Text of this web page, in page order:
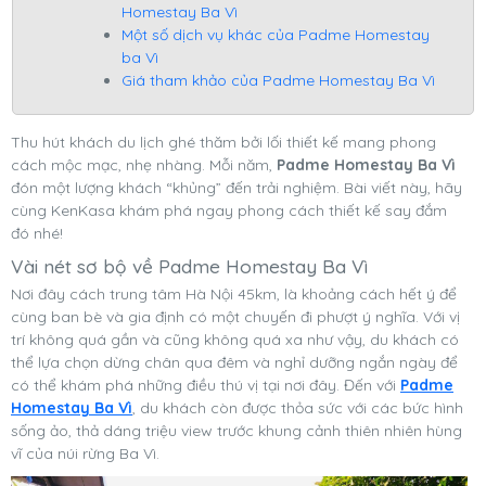
Homestay Ba Vì
Một số dịch vụ khác của Padme Homestay
ba Vì
Giá tham khảo của Padme Homestay Ba Vì
Thu hút khách du lịch ghé thăm bởi lối thiết kế mang phong
cách mộc mạc, nhẹ nhàng. Mỗi năm, Padme Homestay Ba Vì
đón một lượng khách “khủng” đến trải nghiệm. Bài viết này, hãy
cùng KenKasa khám phá ngay phong cách thiết kế say đắm
đó nhé!
Vài nét sơ bộ về Padme Homestay Ba Vì
Nơi đây cách trung tâm Hà Nội 45km, là khoảng cách hết ý để
cùng ban bè và gia định có một chuyến đi phượt ý nghĩa. Với vị
trí không quá gần và cũng không quá xa như vậy, du khách có
thể lựa chọn dừng chân qua đêm và nghỉ dưỡng ngắn ngày để
có thể khám phá những điều thú vị tại nơi đây. Đến với Padme
Homestay Ba Vì , du khách còn được thỏa sức với các bức hình
sống ảo, thả dáng triệu view trước khung cảnh thiên nhiên hùng
vĩ của núi rừng Ba Vì.